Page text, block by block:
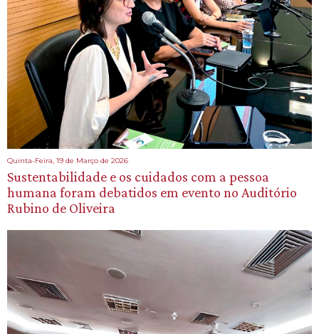
Quinta-Feira, 19 de Março de 2026
Sustentabilidade e os cuidados com a pessoa
humana foram debatidos em evento no Auditório
Rubino de Oliveira